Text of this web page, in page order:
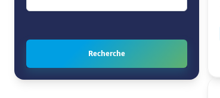
Recherche